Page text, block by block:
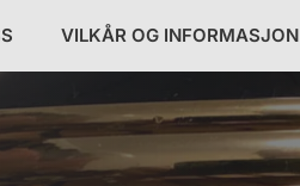
VILKÅR OG INFORMASJON